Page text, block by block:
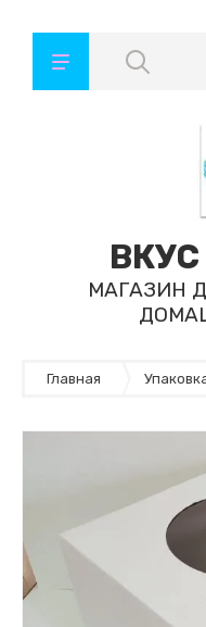
МАГАЗИН
Главная